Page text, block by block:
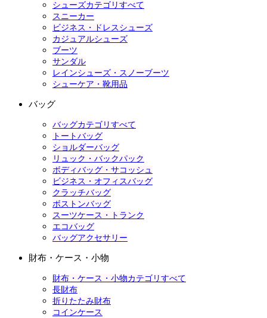
シューズカテゴリすべて
スニーカー
ビジネス・ドレスシューズ
カジュアルシューズ
ブーツ
サンダル
レインシューズ・スノーブーツ
シューケア・靴用品
バッグ
バッグカテゴリすべて
トートバッグ
ショルダーバッグ
リュック・バックパック
ボディバッグ・サコッシュ
ビジネス・オフィスバッグ
クラッチバッグ
ボストンバッグ
スーツケース・トランク
エコバッグ
バッグアクセサリー
財布・ケース・小物
財布・ケース・小物カテゴリすべて
長財布
折りたたみ財布
コインケース